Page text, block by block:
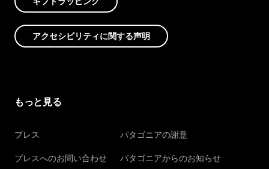
アクセシビリティに関する声明
もっと見る
プレス
プレスへのお問い合わせ
パタゴニアの謝意
パタゴニアからのお知らせ